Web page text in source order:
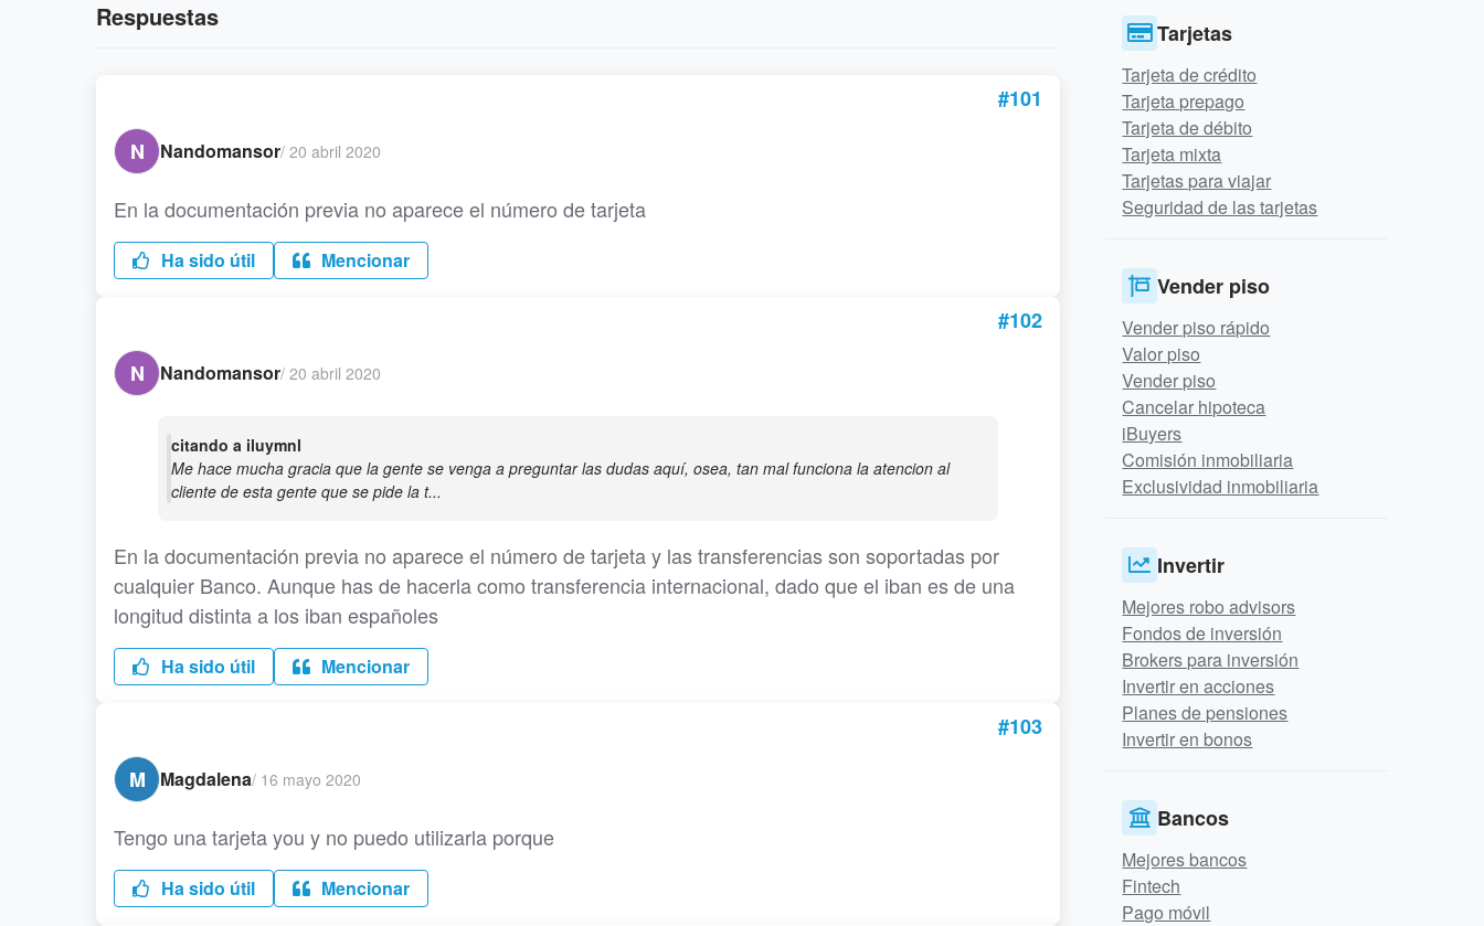
Respuestas
#101
N
Nandomansor/ 20 abril 2020
En la documentación previa no aparece el número de tarjeta
Ha sido útil Mencionar
#102
N
Nandomansor/ 20 abril 2020
citando a iluymnl
Me hace mucha gracia que la gente se venga a preguntar las dudas aquí, osea, tan mal funciona la atencion al
cliente de esta gente que se pide la t...
En la documentación previa no aparece el número de tarjeta y las transferencias son soportadas por
cualquier Banco. Aunque has de hacerla como transferencia internacional, dado que el iban es de una
longitud distinta a los iban españoles
Ha sido útil Mencionar
#103
M
Magdalena/ 16 mayo 2020
Tengo una tarjeta you y no puedo utilizarla porque
Ha sido útil Mencionar
Tarjetas
Tarjeta de crédito
Tarjeta prepago
Tarjeta de débito
Tarjeta mixta
Tarjetas para viajar
Seguridad de las tarjetas
Vender piso
Vender piso rápido
Valor piso
Vender piso
Cancelar hipoteca
iBuyers
Comisión inmobiliaria
Exclusividad inmobiliaria
Invertir
Mejores robo advisors
Fondos de inversión
Brokers para inversión
Invertir en acciones
Planes de pensiones
Invertir en bonos
Bancos
Mejores bancos
Fintech
Pago móvil